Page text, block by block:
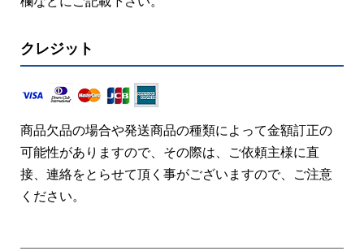
クレジット
商品欠品の場合や発送商品の種類によって金額訂正の
可能性がありますので、その際は、ご依頼主様に直
接、連絡をとらせて頂く事がございますので、ご注意
ください。